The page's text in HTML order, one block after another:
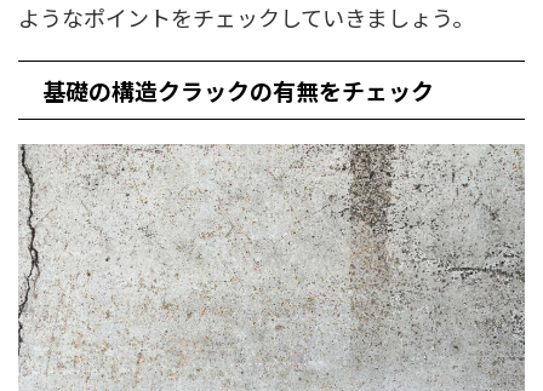
ようなポイントをチェックしていきましょう。
基礎の構造クラックの有無をチェック